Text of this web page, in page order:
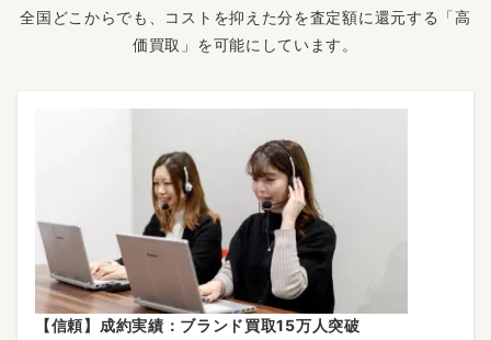
全国どこからでも、コストを抑えた分を査定額に還元する「高
価買取」を可能にしています。
【信頼】成約実績：ブランド買取15万人突破